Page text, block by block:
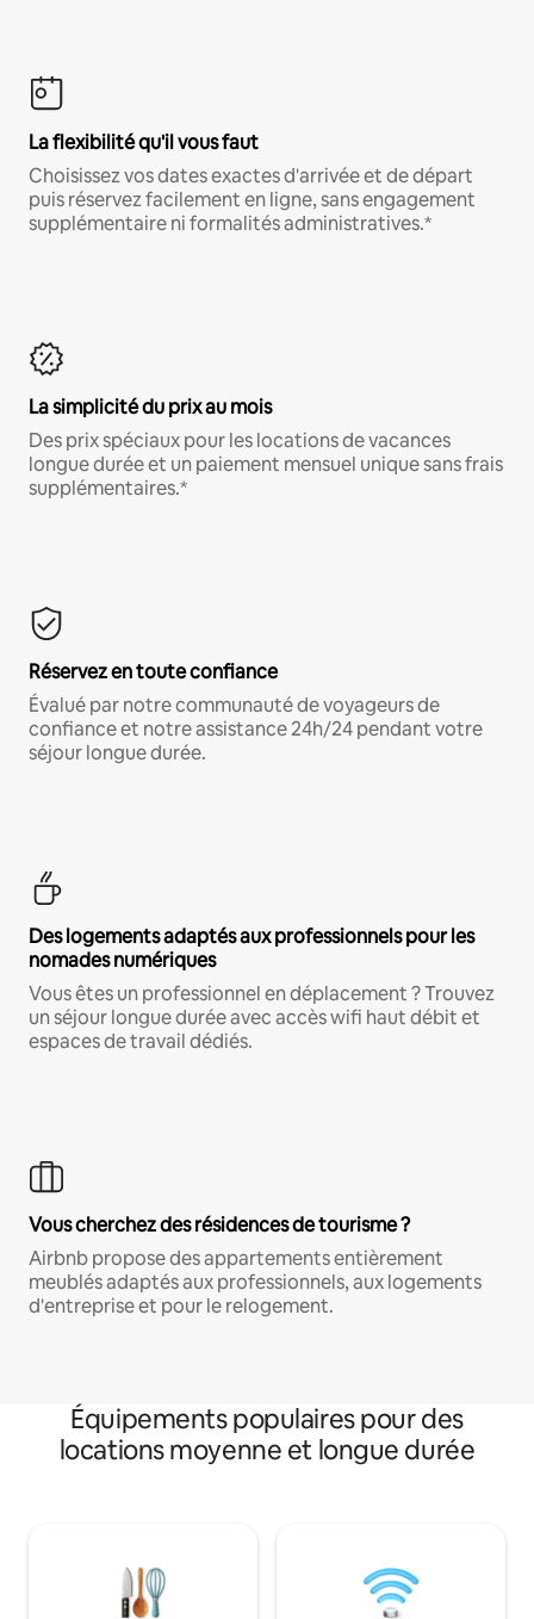
La flexibilité qu'il vous faut
Choisissez vos dates exactes d'arrivée et de départ
puis réservez facilement en ligne, sans engagement
supplémentaire ni formalités administratives.*
La simplicité du prix au mois
Des prix spéciaux pour les locations de vacances
longue durée et un paiement mensuel unique sans frais
supplémentaires.*
Réservez en toute confiance
Évalué par notre communauté de voyageurs de
confiance et notre assistance 24h/24 pendant votre
séjour longue durée.
Des logements adaptés aux professionnels pour les
nomades numériques
Vous êtes un professionnel en déplacement ? Trouvez
un séjour longue durée avec accès wifi haut débit et
espaces de travail dédiés.
Vous cherchez des résidences de tourisme ?
Airbnb propose des appartements entièrement
meublés adaptés aux professionnels, aux logements
d'entreprise et pour le relogement.
Équipements populaires pour des
locations moyenne et longue durée